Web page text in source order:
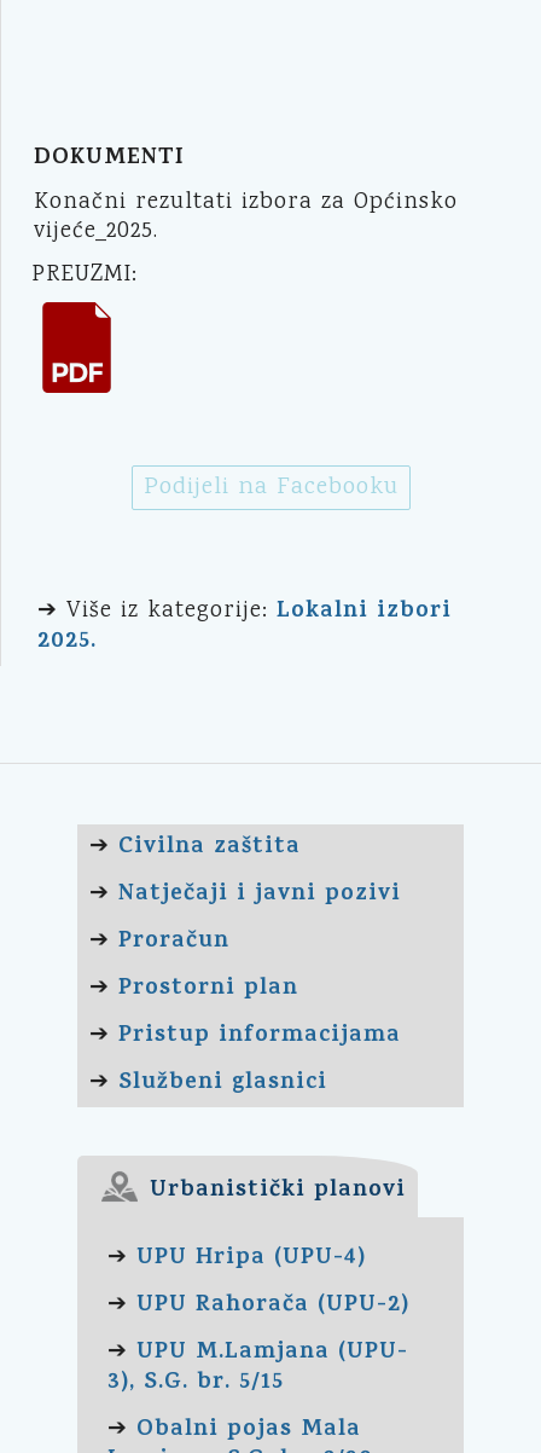
DOKUMENTI
Konačni rezultati izbora za Općinsko
vijeće_2025.
PREUZMI:
Podijeli na Facebooku
➔ Više iz kategorije: Lokalni izbori
2025.
➔ Civilna zaštita
➔ Natječaji i javni pozivi
➔ Proračun
➔ Prostorni plan
➔ Pristup informacijama
➔ Službeni glasnici
Urbanistički planovi
➔ UPU Hripa (UPU-4)
➔ UPU Rahorača (UPU-2)
➔ UPU M.Lamjana (UPU-
3), S.G. br. 5/15
➔ Obalni pojas Mala